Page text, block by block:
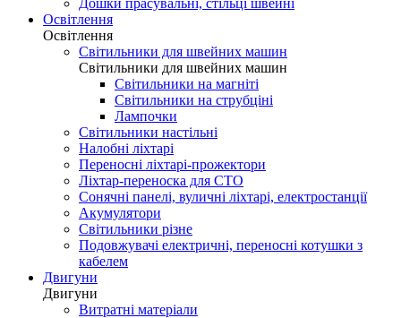
Дошки прасувальні, стільці швейні
Освітлення
Освітлення
Світильники для швейних машин
Світильники для швейних машин
Світильники на магніті
Світильники на струбціні
Лампочки
Світильники настільні
Налобні ліхтарі
Переносні ліхтарі-прожектори
Ліхтар-переноска для СТО
Сонячні панелі, вуличні ліхтарі, електростанції
Акумулятори
Світильники різне
Подовжувачі електричні, переносні котушки з
кабелем
Двигуни
Двигуни
Витратні матеріали